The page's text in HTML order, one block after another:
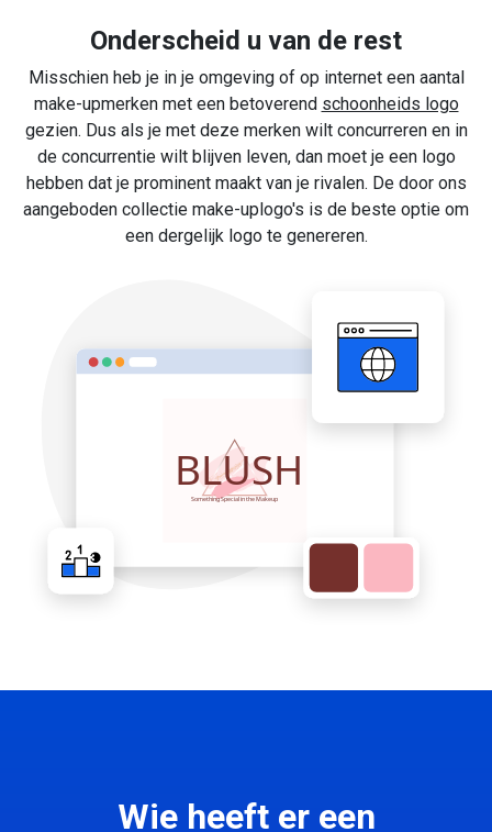
Onderscheid u van de rest
Misschien heb je in je omgeving of op internet een aantal
make-upmerken met een betoverend schoonheids logo
gezien. Dus als je met deze merken wilt concurreren en in
de concurrentie wilt blijven leven, dan moet je een logo
hebben dat je prominent maakt van je rivalen. De door ons
aangeboden collectie make-uplogo's is de beste optie om
een dergelijk logo te genereren.
Wie heeft er een